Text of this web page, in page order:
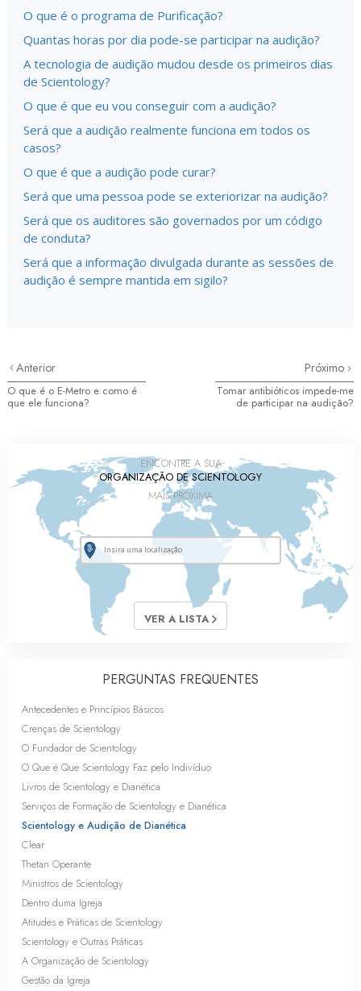
O que é o programa de Purificação?
Quantas horas por dia pode-se participar na audição?
A tecnologia de audição mudou desde os primeiros dias
de Scientology?
O que é que eu vou conseguir com a audição?
Será que a audição realmente funciona em todos os
casos?
O que é que a audição pode curar?
Será que uma pessoa pode se exteriorizar na audição?
Será que os auditores são governados por um código
de conduta?
Será que a informação divulgada durante as sessões de
audição é sempre mantida em sigilo?
Anterior
O que é o E-Metro e como é
que ele funciona?
Próximo
Tomar antibióticos impede-me
de participar na audição?
ENCONTRE A SUA
ORGANIZAÇÃO DE SCIENTOLOGY
MAIS PRÓXIMA
VER A LISTA
PERGUNTAS FREQUENTES
Antecedentes e Princípios Básicos
Crenças de Scientology
O Fundador de Scientology
O Que é Que Scientology Faz pelo Indivíduo
Livros de Scientology e Dianética
Serviços de Formação de Scientology e Dianética
Scientology e Audição de Dianética
Clear
Thetan Operante
Ministros de Scientology
Dentro duma Igreja
Atitudes e Práticas de Scientology
Scientology e Outras Práticas
A Organização de Scientology
Gestão da Igreja